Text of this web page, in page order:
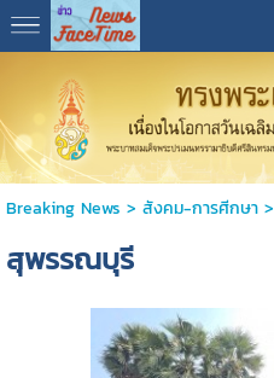
Breaking News > สังคม-การศีกษา>
สุพรรณบุรี